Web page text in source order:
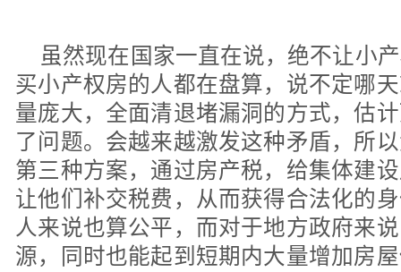
虽然现在国家一直在说，绝不让小
买小产权房的人都在盘算，说不定哪
量庞大，全面清退堵漏洞的方式，估
了问题。会越来越激发这种矛盾，所
第三种方案，通过房产税，给集体建
让他们补交税费，从而获得合法化的
人来说也算公平，而对于地方政府来
源，同时也能起到短期内大量增加房